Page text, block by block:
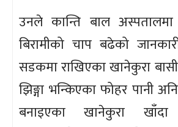
उनले कान्ति बाल अस्पतालमा
बिरामीको चाप बढेको
सडकमा राखिएका खानेकुरा
झिङ्गा भन्किएका फोहर पानी
बनाइएका खानेकुरा खाँदा